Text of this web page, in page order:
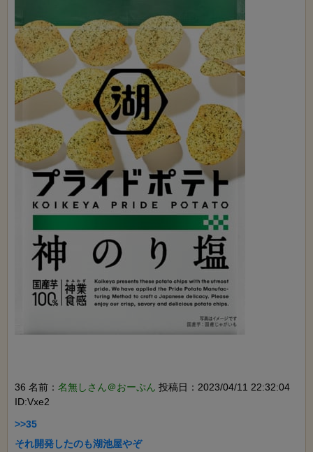
36 名前： 名無しさん＠おーぷん 投稿日：2023/04/11 22:32:04
ID:Vxe2
>>35
それ開発したのも湖池屋やぞ